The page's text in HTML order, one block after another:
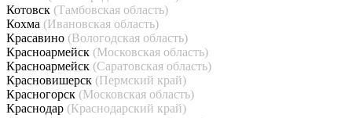
Котовск (Тамбовская область)
Кохма (Ивановская область)
Красавино (Вологодская область)
Красноармейск (Московская область)
Красноармейск (Саратовская область)
Красновишерск (Пермский край)
Красногорск (Московская область)
Краснодар (Краснодарский край)